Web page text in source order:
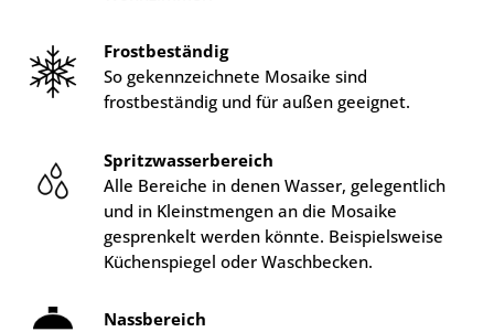
Frostbeständig
So gekennzeichnete Mosaike sind
frostbeständig und für außen geeignet.
Spritzwasserbereich
Alle Bereiche in denen Wasser, gelegentlich
und in Kleinstmengen an die Mosaike
gesprenkelt werden könnte. Beispielsweise
Küchenspiegel oder Waschbecken.
Nassbereich